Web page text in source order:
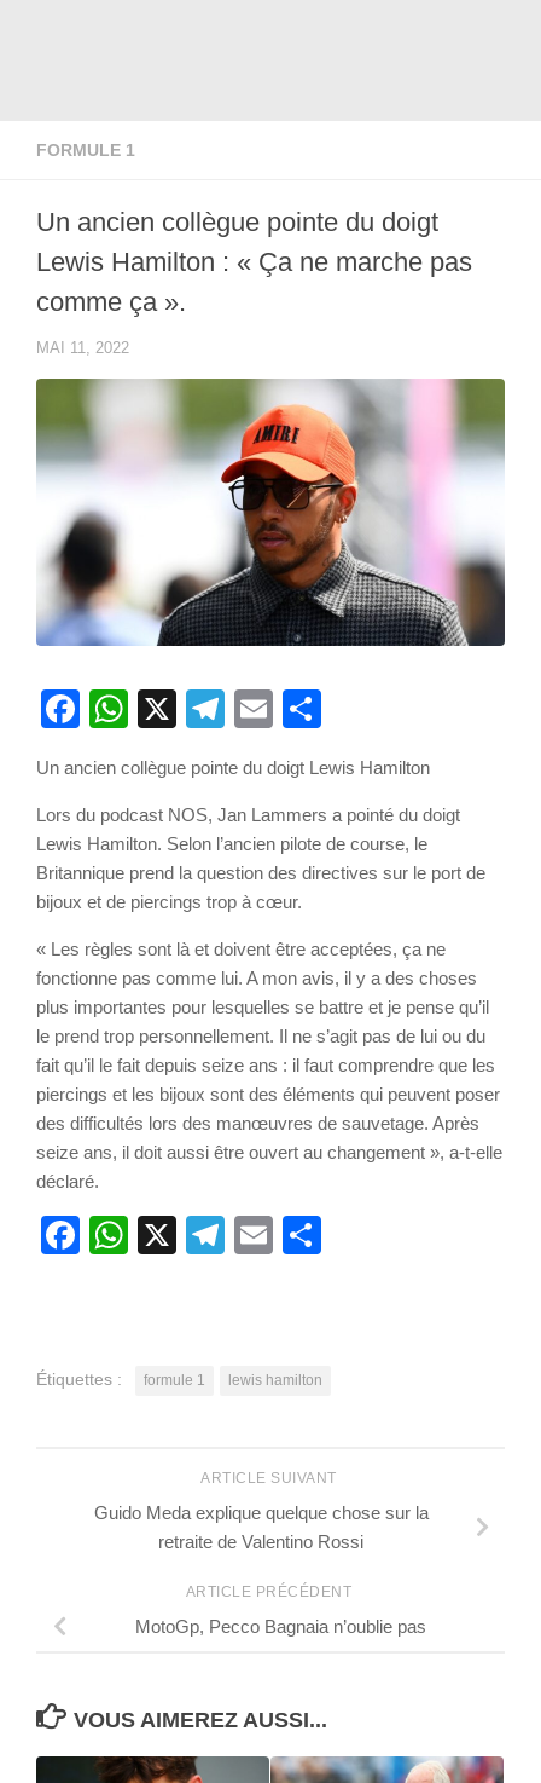
FORMULE 1
Un ancien collègue pointe du doigt
Lewis Hamilton : « Ça ne marche pas
comme ça ».
MAI 11, 2022
Facebook
WhatsApp
X Telegram
Email
Un ancien collègue pointe du doigt Lewis Hamilton
Lors du podcast NOS, Jan Lammers a pointé du doigt
Lewis Hamilton. Selon l’ancien pilote de course, le
Britannique prend la question des directives sur le port de
bijoux et de piercings trop à cœur.
« Les règles sont là et doivent être acceptées, ça ne
fonctionne pas comme lui. A mon avis, il y a des choses
plus importantes pour lesquelles se battre et je pense qu’il
le prend trop personnellement. Il ne s’agit pas de lui ou du
fait qu’il le fait depuis seize ans : il faut comprendre que les
piercings et les bijoux sont des éléments qui peuvent poser
des difficultés lors des manœuvres de sauvetage. Après
seize ans, il doit aussi être ouvert au changement », a-t-elle
déclaré.
Facebook
WhatsApp
X Telegram
Email
Étiquettes : formule 1 lewis hamilton
ARTICLE SUIVANT
Guido Meda explique quelque chose sur la
retraite de Valentino Rossi
ARTICLE PRÉCÉDENT
MotoGp, Pecco Bagnaia n’oublie pas
VOUS AIMEREZ AUSSI...